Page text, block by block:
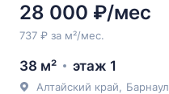
28 000 ₽/мес
737 ₽ за м²/мес.
38 м² этаж 1
Алтайский край Барнаул